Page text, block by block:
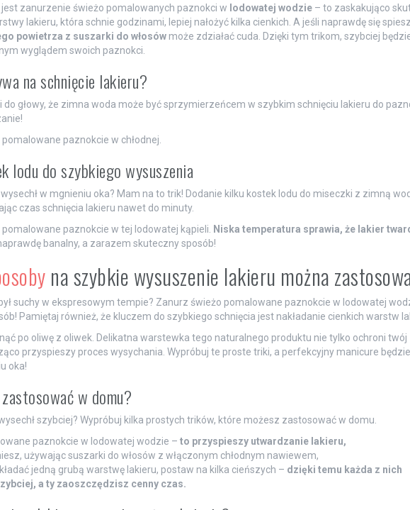
zanurzenie świeżo pomalowanych paznokci w lodowatej wodzie– to zaskakująco
lakieru, która schnie godzinami, lepiej nałożyć kilka cienkich. A jeśli naprawdę się
powietrza z suszarki do włosówmoże zdziałać cuda. Dzięki tym trikom, szybciej
wyglądem swoich paznokci.
na schnięcie lakieru?
do głowy, że zimna woda może być sprzymierzeńcem w szybkim schnięciu lakieru do
paznokcie w chłodnej.
lodu do szybkiego wysuszenia
w mgnieniu oka? Mam na to trik! Dodanie kilku kostek lodu do miseczki z zimną
czas schnięcia lakieru nawet do minuty.
paznokcie w tej lodowatej kąpieli. Niska temperatura sprawia, że lakier
banalny, a zarazem skuteczny sposób!
na szybkie wysuszenie lakieru można
suchy w ekspresowym tempie? Zanurz świeżo pomalowane paznokcie w lodowatej
Pamiętaj również, że kluczem do szybkiego schnięcia jest nakładanie cienkich warstw
po oliwę z oliwek. Delikatna warstewka tego naturalnego produktu nie tylko ochroni twój
przyspieszy proces wysychania. Wypróbuj te proste triki, a perfekcyjny manicure
oka!
w domu?
szybciej? Wypróbuj kilka prostych trików, które możesz zastosować w domu.
paznokcie w lodowatej wodzie – to przyspieszy utwardzanie lakieru,
używając suszarki do włosów z włączonym chłodnym nawiewem,
jedną grubą warstwę lakieru, postaw na kilka cieńszych – dzięki temu każda z nich
a ty zaoszczędzisz cenny czas.